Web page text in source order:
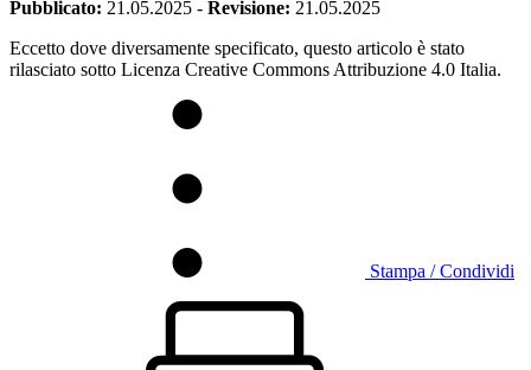
Pubblicato: 21.05.2025 - Revisione: 21.05.2025
Eccetto dove diversamente specificato, questo articolo è stato
rilasciato sotto Licenza Creative Commons Attribuzione 4.0 Italia.
Stampa / Condividi